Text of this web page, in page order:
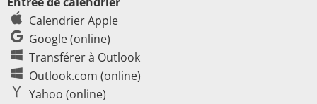
Calendrier Apple
Google (online)
Transférer à Outlook
Outlook.com (online)
Yahoo (online)